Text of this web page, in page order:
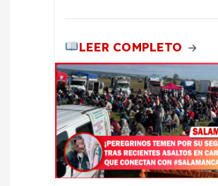
LEER COMPLETO